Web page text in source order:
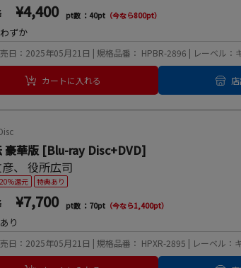
¥4,400 pt数 ：40pt （今なら800pt）
ずか
日：2025年05月21日 | 規格品番： HPBR-2896 | レーベル：
カートに入れる
豪華版 [Blu-ray Disc+DVD]
、役所広司
還元 特典あり
¥7,700 pt数 ：70pt （今なら1,400pt）
り
日：2025年05月21日 | 規格品番： HPXR-2895 | レーベル：